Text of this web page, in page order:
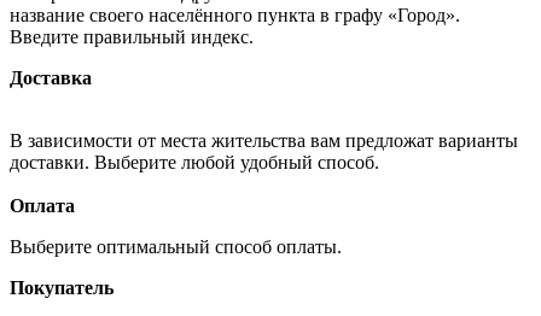
название своего населённого пункта в графу «Город».
Введите правильный индекс.
Доставка
В зависимости от места жительства вам предложат варианты
доставки. Выберите любой удобный способ.
Оплата
Выберите оптимальный способ оплаты.
Покупатель